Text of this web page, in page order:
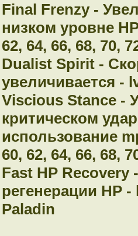
Final Frenzy -
низком уровне
62, 64, 66, 68, 70,
Dualist Spirit -
увеличивается -
Viscious Stance -
критическом
использование
60, 62, 64, 66, 68,
Fast HP Recovery
регенерации HP
Paladin